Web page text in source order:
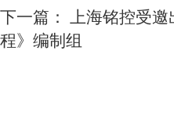
下一篇： 上海铭控受邀
程》编制组